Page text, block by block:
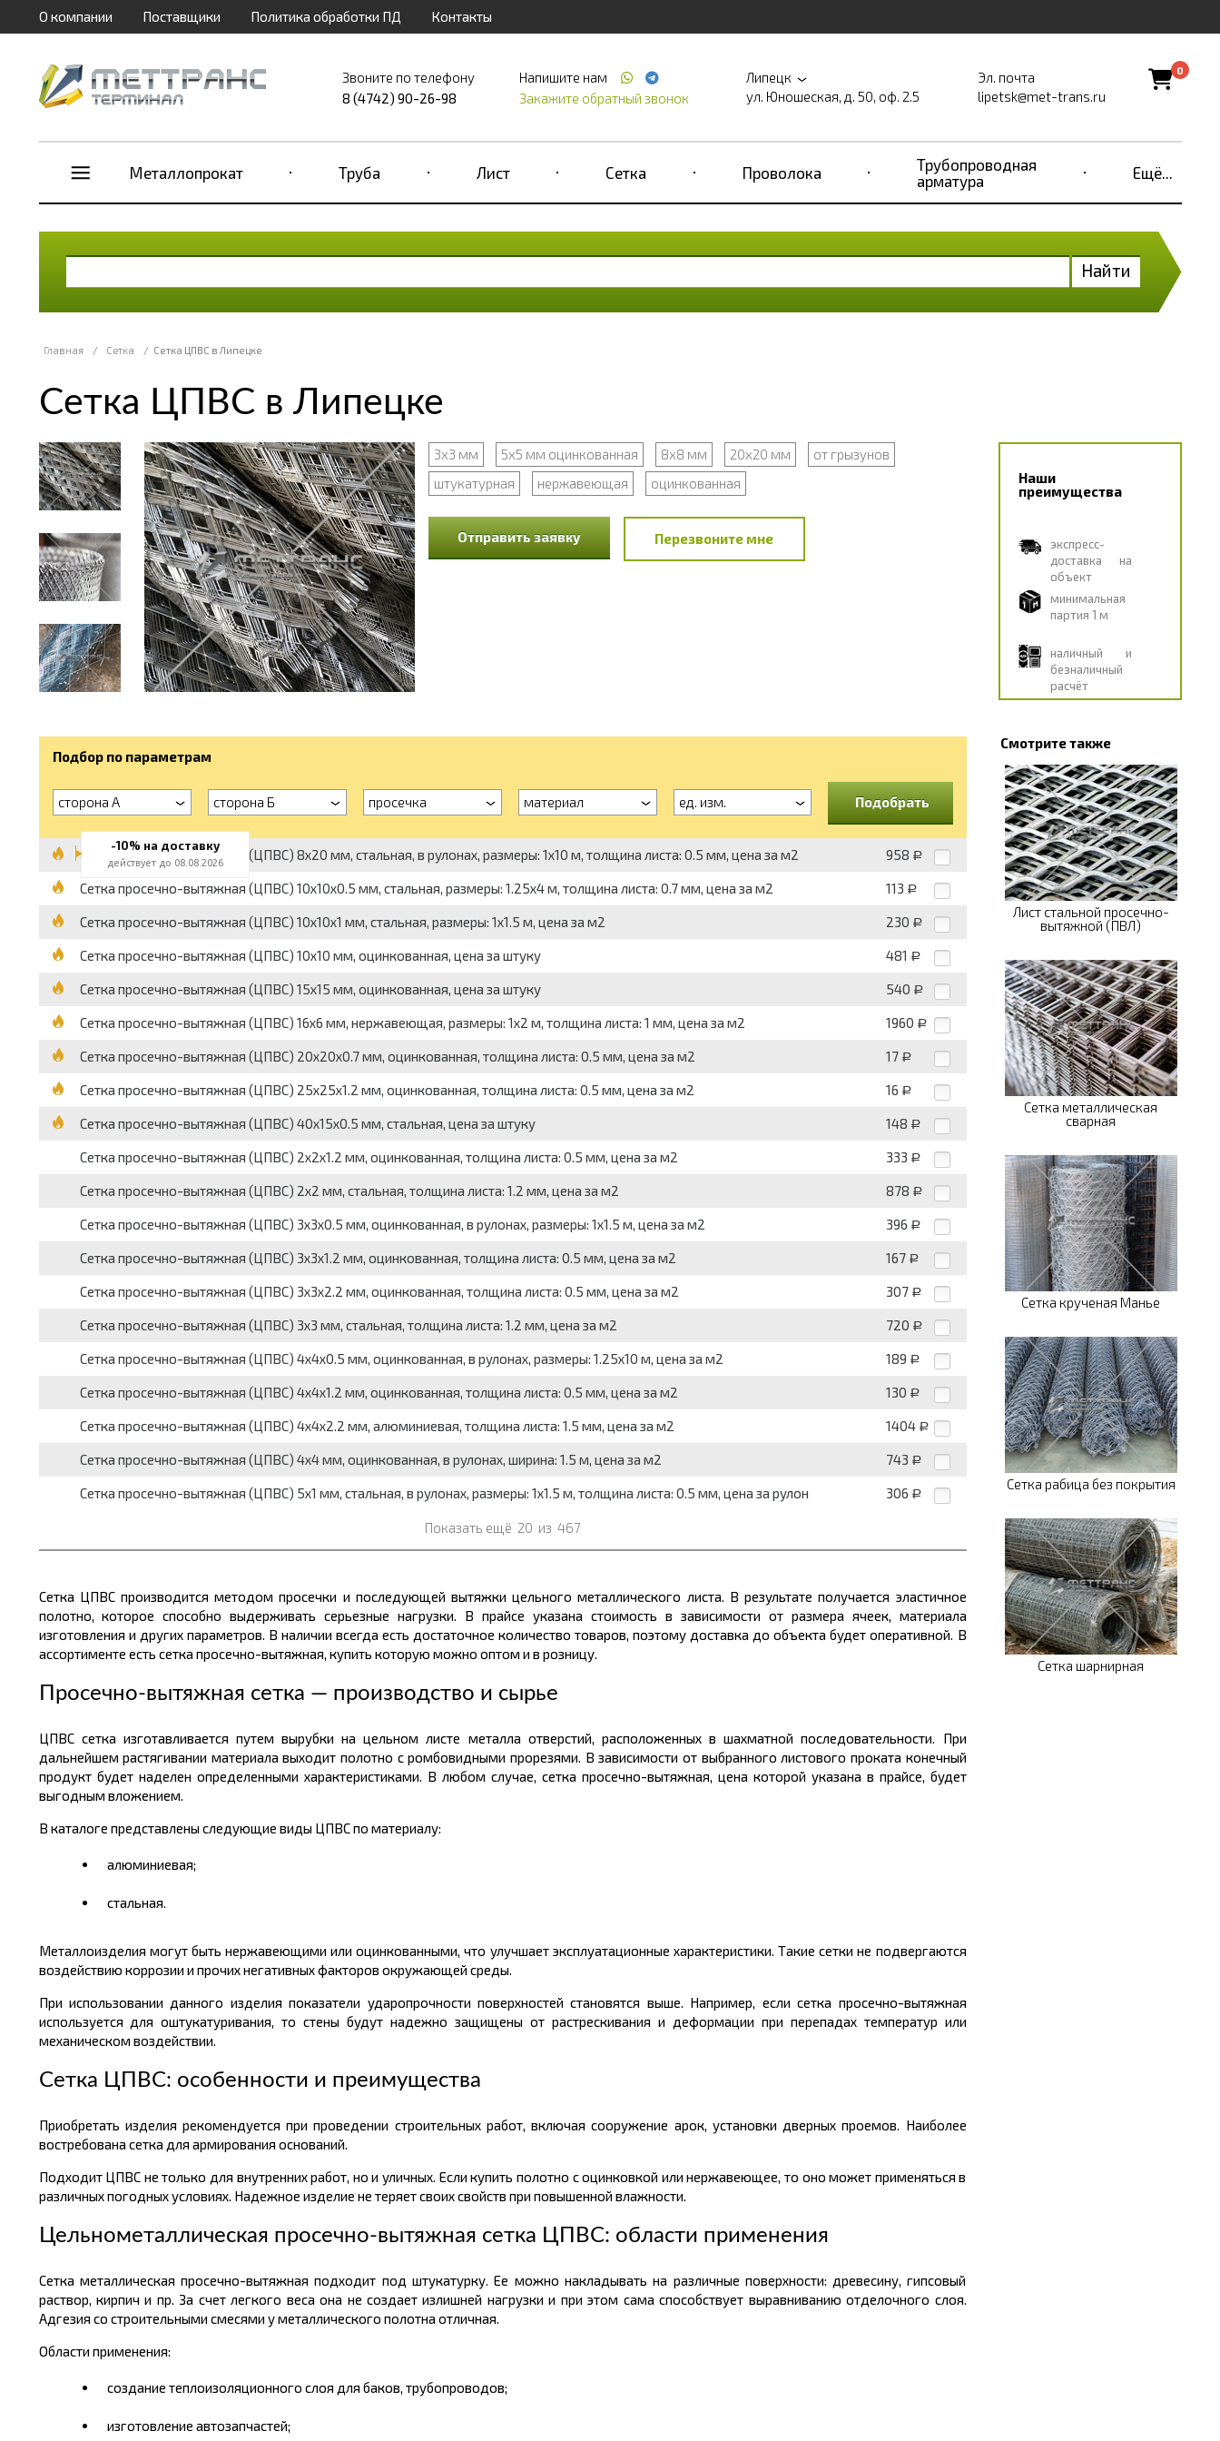
О компании Поставщики Политика обработки ПД Контакты
Звоните по телефону
8 (4742) 90-26-98
Напишите нам
Закажите обратный звонок
Липецк
ул. Юношеская, д. 50, оф. 2.5
Эл. почта
lipetsk@met-trans.ru
0
Металлопрокат Труба Лист Сетка Проволока
Трубопроводная
арматура
Ещё...
Найти
Главная / Сетка / Сетка ЦПВС в Липецке
Сетка ЦПВС в Липецке
3х3 мм 5х5 мм оцинкованная 8х8 мм 20х20 мм
от грызунов
штукатурная
нержавеющая оцинкованная
Отправить заявку Перезвоните мне
Наши
преимущества
экспресс-
доставка на
объект
минимальная
партия 1 м
наличный и
безналичный
расчёт
Подбор по параметрам
сторона А сторона Б просечка материал ед. изм. Подобрать
Сетка просечно-вытяжная (ЦПВС) 8x20 мм, стальная, в рулонах, размеры: 1x10 м, толщина листа: 0.5 мм, цена за м2 958 Р
Сетка просечно-вытяжная (ЦПВС) 10x10x0.5 мм, стальная, размеры: 1.25x4 м, толщина листа: 0.7 мм, цена за м2 113 Р
Сетка просечно-вытяжная (ЦПВС) 10x10x1 мм, стальная, размеры: 1x1.5 м, цена за м2 230 Р
Сетка просечно-вытяжная (ЦПВС) 10x10 мм, оцинкованная, цена за штуку 481 Р
Сетка просечно-вытяжная (ЦПВС) 15x15 мм, оцинкованная, цена за штуку 540 Р
Сетка просечно-вытяжная (ЦПВС) 16x6 мм, нержавеющая, размеры: 1x2 м, толщина листа: 1 мм, цена за м2 1960 Р
Сетка просечно-вытяжная (ЦПВС) 20x20x0.7 мм, оцинкованная, толщина листа: 0.5 мм, цена за м2 17 Р
Сетка просечно-вытяжная (ЦПВС) 25x25x1.2 мм, оцинкованная, толщина листа: 0.5 мм, цена за м2 16 Р
Сетка просечно-вытяжная (ЦПВС) 40x15x0.5 мм, стальная, цена за штуку 148 Р
Сетка просечно-вытяжная (ЦПВС) 2x2x1.2 мм, оцинкованная, толщина листа: 0.5 мм, цена за м2 333 Р
Сетка просечно-вытяжная (ЦПВС) 2x2 мм, стальная, толщина листа: 1.2 мм, цена за м2 878 Р
Сетка просечно-вытяжная (ЦПВС) 3x3x0.5 мм, оцинкованная, в рулонах, размеры: 1x1.5 м, цена за м2 396 Р
Сетка просечно-вытяжная (ЦПВС) 3x3x1.2 мм, оцинкованная, толщина листа: 0.5 мм, цена за м2 167 Р
Сетка просечно-вытяжная (ЦПВС) 3x3x2.2 мм, оцинкованная, толщина листа: 0.5 мм, цена за м2 307 Р
Сетка просечно-вытяжная (ЦПВС) 3x3 мм, стальная, толщина листа: 1.2 мм, цена за м2 720 Р
Сетка просечно-вытяжная (ЦПВС) 4x4x0.5 мм, оцинкованная, в рулонах, размеры: 1.25x10 м, цена за м2 189 Р
Сетка просечно-вытяжная (ЦПВС) 4x4x1.2 мм, оцинкованная, толщина листа: 0.5 мм, цена за м2 130 Р
Сетка просечно-вытяжная (ЦПВС) 4x4x2.2 мм, алюминиевая, толщина листа: 1.5 мм, цена за м2 1404 Р
Сетка просечно-вытяжная (ЦПВС) 4x4 мм, оцинкованная, в рулонах, ширина: 1.5 м, цена за м2 743 Р
Сетка просечно-вытяжная (ЦПВС) 5x1 мм, стальная, в рулонах, размеры: 1x1.5 м, толщина листа: 0.5 мм, цена за рулон 306 Р
Показать ещё 20 из 467
Сетка ЦПВС производится методом просечки и последующей вытяжки цельного металлического листа. В результате получается эластичное
полотно, которое способно выдерживать серьезные нагрузки. В прайсе указана стоимость в зависимости от размера ячеек, материала
изготовления и других параметров. В наличии всегда есть достаточное количество товаров, поэтому доставка до объекта будет оперативной. В
ассортименте есть сетка просечно-вытяжная, купить которую можно оптом и в розницу.
Просечно-вытяжная сетка — производство и сырье
ЦПВС сетка изготавливается путем вырубки на цельном листе металла отверстий, расположенных в шахматной последовательности. При
дальнейшем растягивании материала выходит полотно с ромбовидными прорезями. В зависимости от выбранного листового проката конечный
продукт будет наделен определенными характеристиками. В любом случае, сетка просечно-вытяжная, цена которой указана в прайсе, будет
выгодным вложением.
В каталоге представлены следующие виды ЦПВС по материалу:
алюминиевая;
стальная.
Металлоизделия могут быть нержавеющими или оцинкованными, что улучшает эксплуатационные характеристики. Такие сетки не подвергаются
воздействию коррозии и прочих негативных факторов окружающей среды.
При использовании данного изделия показатели ударопрочности поверхностей становятся выше. Например, если сетка просечно-вытяжная
используется для оштукатуривания, то стены будут надежно защищены от растрескивания и деформации при перепадах температур или
механическом воздействии.
Сетка ЦПВС: особенности и преимущества
Приобретать изделия рекомендуется при проведении строительных работ, включая сооружение арок, установки дверных проемов. Наиболее
востребована сетка для армирования оснований.
Подходит ЦПВС не только для внутренних работ, но и уличных. Если купить полотно с оцинковкой или нержавеющее, то оно может применяться в
различных погодных условиях. Надежное изделие не теряет своих свойств при повышенной влажности.
Цельнометаллическая просечно-вытяжная сетка ЦПВС: области применения
Сетка металлическая просечно-вытяжная подходит под штукатурку. Ее можно накладывать на различные поверхности: древесину, гипсовый
раствор, кирпич и пр. За счет легкого веса она не создает излишней нагрузки и при этом сама способствует выравниванию отделочного слоя.
Адгезия со строительными смесями у металлического полотна отличная.
Области применения:
создание теплоизоляционного слоя для баков, трубопроводов;
изготовление автозапчастей;
Смотрите также
Лист стальной просечно-
вытяжной (ПВЛ)
Сетка металлическая
сварная
Сетка крученая Манье
Сетка рабица без покрытия
Сетка шарнирная
-10% на доставку
действует до 08.08.2026